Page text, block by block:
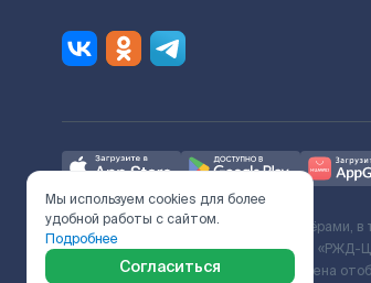
Ж/Д билеты предоставляются партнёрами, в
с Поставщиком услуг и Договора ООО «РЖД-
включает сервисный сбор. Итоговая цена
Мы используем cookies для более
удобной работы с сайтом.
Подробнее
Согласиться